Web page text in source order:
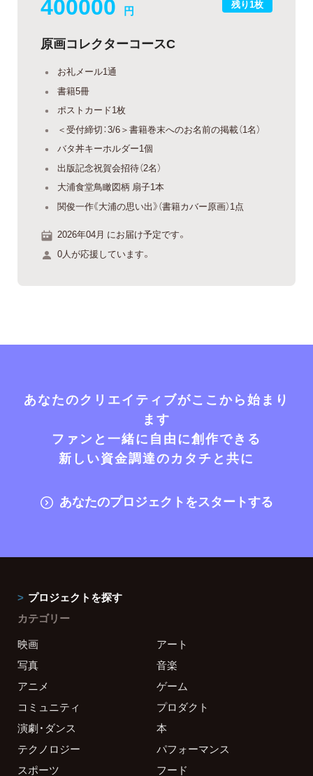
残り1枚
円
原画コレクターコースC
お礼メール1通
書籍5冊
ポストカード1枚
＜受付締切：3/6＞書籍巻末へのお名前の掲載（1名）
バタ丼キーホルダー1個
出版記念祝賀会招待（2名）
大浦食堂鳥瞰図柄 扇子1本
関俊一作《大浦の思い出》（書籍カバー原画）1点
2026年04月 にお届け予定です。
0人が応援しています。
あなたのクリエイティブがここから始まり
ます
ファンと一緒に自由に創作できる
新しい資金調達のカタチと共に
あなたのプロジェクトをスタートする
プロジェクトを探す
カテゴリー
映画
アート
写真
音楽
アニメ
ゲーム
コミュニティ
プロダクト
演劇・ダンス
本
テクノロジー
パフォーマンス
スポーツ
フード